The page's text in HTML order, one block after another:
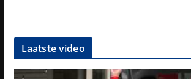
Laatste video